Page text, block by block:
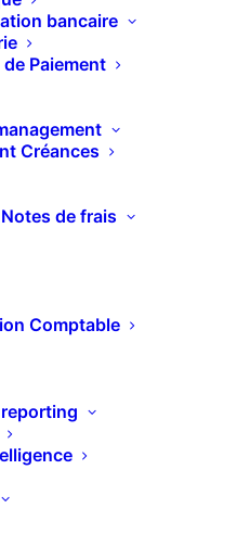
bancaire
Paiement
Créances
de frais
Comptable
alignment="left"
bottom:10px;"